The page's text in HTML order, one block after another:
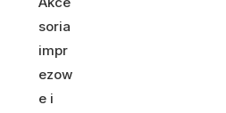
soria
impr
ezow
e i